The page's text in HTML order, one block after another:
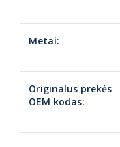
Metai:
Originalus prekės
OEM kodas: